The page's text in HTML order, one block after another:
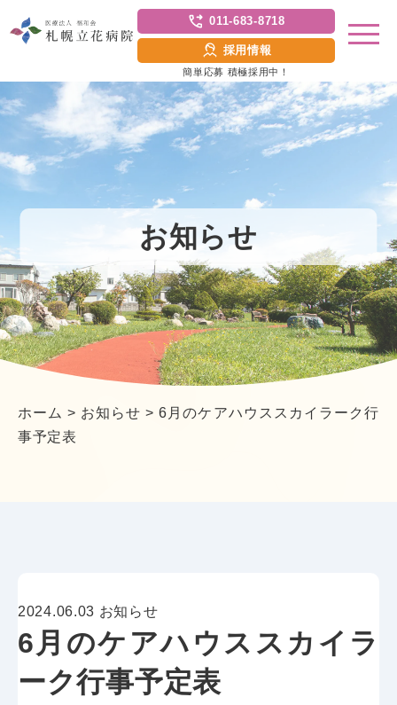
011-683-8718
採用情報
簡単応募 積極採用中！
お知らせ
ホーム > お知らせ >6月のケアハウススカイラーク行
事予定表
2024.06.03 お知らせ
6月のケアハウススカイラ
ーク行事予定表